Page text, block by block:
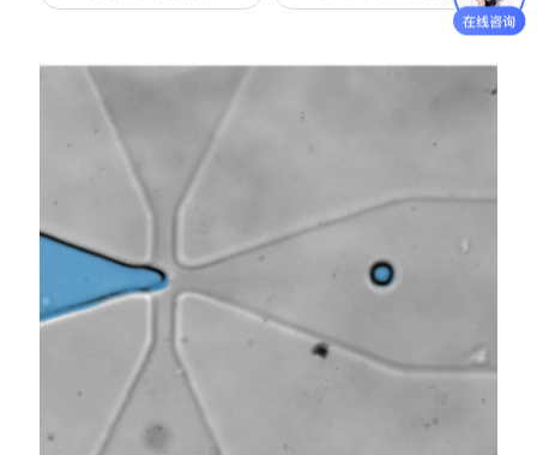
•集成式数码变焦控制
•集成光强度控制
•可通过指定激活的DMD微镜数量来控制照明区域
压电XYZ扫描范围（闭环） 100 μm x 100 μm
压电XYZ分辨率（闭环）